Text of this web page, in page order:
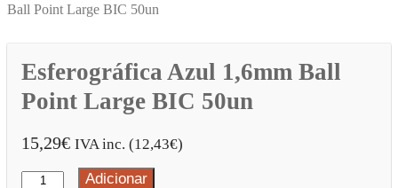
Ball Point Large BIC 50un
Esferográfica Azul 1,6mm Ball
Point Large BIC 50un
15,29€ IVA inc. (12,43€)
Quantidade Adicionar